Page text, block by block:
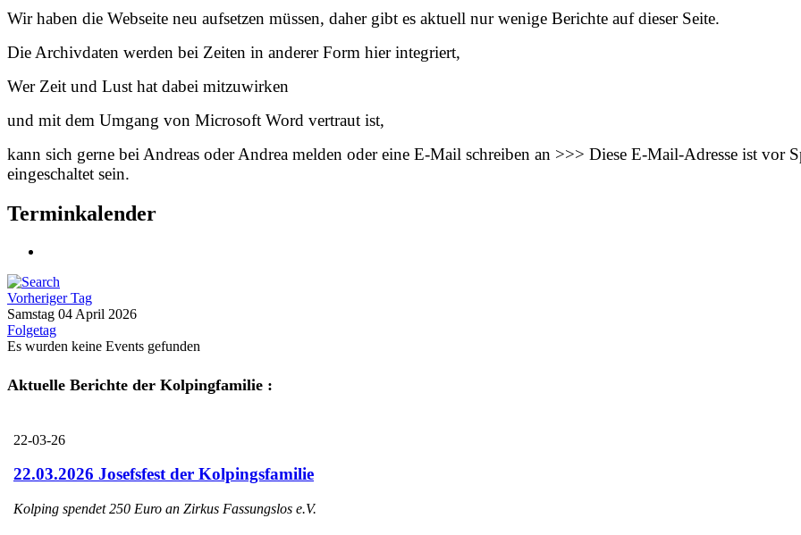
Wir haben die Webseite neu aufsetzen müssen, daher gibt es aktuell nur wenige Berichte auf dieser Seite.
Die Archivdaten werden bei Zeiten in anderer Form hier integriert,
Wer Zeit und Lust hat dabei mitzuwirken
und mit dem Umgang von Microsoft Word vertraut ist,
kann sich gerne bei Andreas oder Andrea melden oder eine E-Mail schreiben an >>> Diese E-Mail-Adresse ist vor
eingeschaltet sein.
Terminkalender
Vorheriger Tag
Samstag 04 April 2026
Folgetag
Es wurden keine Events gefunden
Aktuelle Berichte der Kolpingfamilie :
22-03-26
22.03.2026 Josefsfest der Kolpingsfamilie
Kolping spendet 250 Euro an Zirkus Fassungslos e.V.